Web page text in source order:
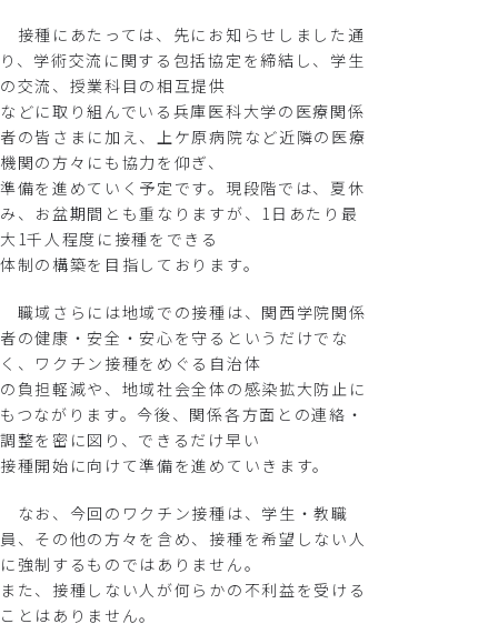
接種にあたっては、先にお知らせしました通
り、学術交流に関する包括協定を締結し、学生
の交流、授業科目の相互提供
などに取り組んでいる兵庫医科大学の医療関係
者の皆さまに加え、上ケ原病院など近隣の医療
機関の方々にも協力を仰ぎ、
準備を進めていく予定です。現段階では、夏休
み、お盆期間とも重なりますが、1日あたり最
大1千人程度に接種をできる
体制の構築を目指しております。
職域さらには地域での接種は、関西学院関係
者の健康・安全・安心を守るというだけでな
く、ワクチン接種をめぐる自治体
の負担軽減や、地域社会全体の感染拡大防止に
もつながります。今後、関係各方面との連絡・
調整を密に図り、できるだけ早い
接種開始に向けて準備を進めていきます。
なお、今回のワクチン接種は、学生・教職
員、その他の方々を含め、接種を希望しない人
に強制するものではありません。
また、接種しない人が何らかの不利益を受ける
ことはありません。